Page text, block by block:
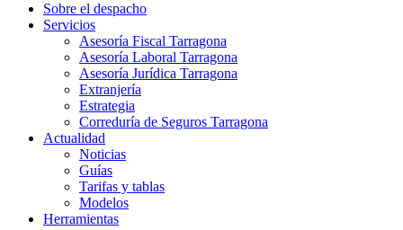
Sobre el despacho
Servicios
Asesoría Fiscal Tarragona
Asesoría Laboral Tarragona
Asesoría Jurídica Tarragona
Extranjería
Estrategia
Correduría de Seguros Tarragona
Actualidad
Noticias
Guías
Tarifas y tablas
Modelos
Herramientas